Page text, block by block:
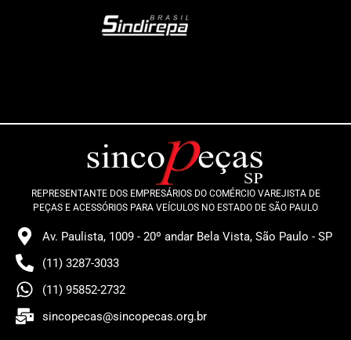
REPRESENTANTE DOS EMPRESÁRIOS DO COMÉRCIO VAREJISTA DE
PEÇAS E ACESSÓRIOS PARA VEÍCULOS NO ESTADO DE SÃO PAULO
Av. Paulista, 1009 - 20º andar Bela Vista, São Paulo - SP
(11) 3287-3033
(11) 95852-2732
sincopecas@sincopecas.org.br